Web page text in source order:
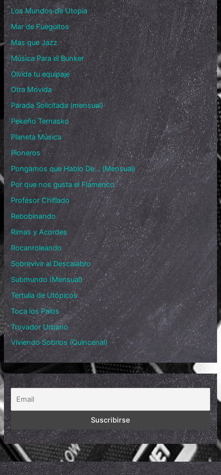
Los Mundos de Utopía
Mar de Fueguitos
Mas que Jazz
Música Para el Bunker
Olvida tu equipaje
Otra Movida
Parada Solicitada (mensual)
Pekeño Ternasko
Planeta Música
Pioneros
Pongamos que Hablo De… (Mensual)
Por que nos gusta el Flamenco
Profesor Chiflado
Rebobinando
Rimas y Acordes
Rocanroleando
Sobrevivir al Descalabro
Submundo (Mensual)
Tertulia de Utópicos
Toca los Palos
Trovador Urbano
Viviendo Sobrios (Quincenal)